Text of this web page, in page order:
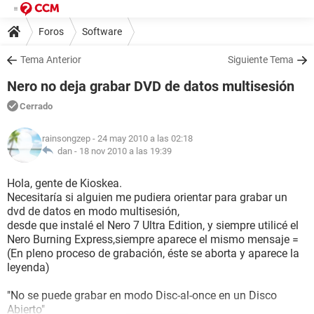
Foros Software
Tema Anterior Siguiente Tema
Nero no deja grabar DVD de datos multisesión
Cerrado
rainsongzep - 24 may 2010 a las 02:18
dan - 18 nov 2010 a las 19:39
Hola, gente de Kioskea.
Necesitaría si alguien me pudiera orientar para grabar un
dvd de datos en modo multisesión,
desde que instalé el Nero 7 Ultra Edition, y siempre utilicé el
Nero Burning Express,siempre aparece el mismo mensaje =
(En pleno proceso de grabación, éste se aborta y aparece la
leyenda)
"No se puede grabar en modo Disc-al-once en un Disco
Abierto"